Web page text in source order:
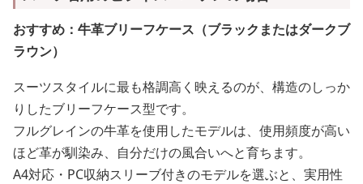
おすすめ：牛革ブリーフケース（ブラックまたはダークブ
ラウン）
スーツスタイルに最も格調高く映えるのが、構造のしっか
りしたブリーフケース型です。
フルグレインの牛革を使用したモデルは、使用頻度が高い
ほど革が馴染み、自分だけの風合いへと育ちます。
A4対応・PC収納スリーブ付きのモデルを選ぶと、実用性